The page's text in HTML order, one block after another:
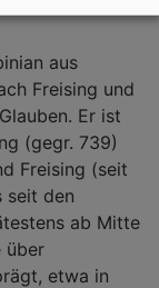
aus
Freising und
Er ist
(gegr. 739)
Freising (seit
seit den
ab Mitte
über
etwa in